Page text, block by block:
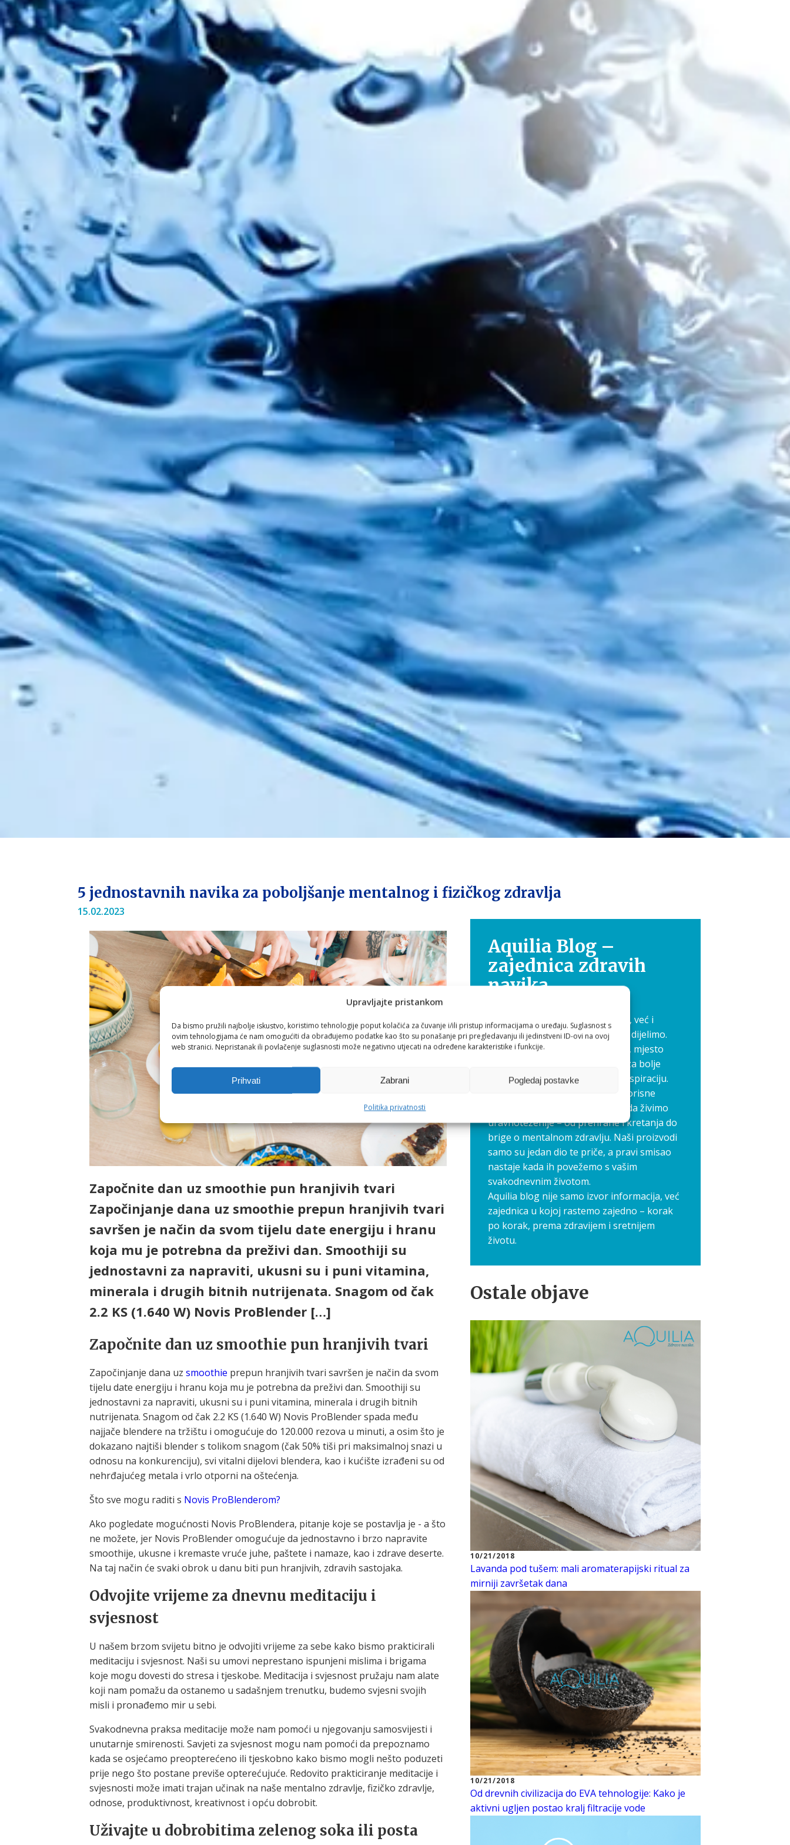
Upravljajte pristankom
Da bismo pružili najbolje iskustvo, koristimo tehnologije poput kolačića za čuvanje i/ili pristup informacijama o uređaju. Suglasnost s
ovim tehnologijama će nam omogućiti da obrađujemo podatke kao što su ponašanje pri pregledavanju ili jedinstveni ID-ovi na ovoj
web stranici. Nepristanak ili povlačenje suglasnosti može negativno utjecati na određene karakteristike i funkcije.
Prihvati Zabrani Pogledaj postavke
Politika privatnosti
5 jednostavnih navika za poboljšanje mentalnog i fizičkog zdravlja
15.02.2023
Započnite dan uz smoothie pun hranjivih tvari
Započinjanje dana uz smoothie prepun hranjivih tvari
savršen je način da svom tijelu date energiju i hranu
koja mu je potrebna da preživi dan. Smoothiji su
jednostavni za napraviti, ukusni su i puni vitamina,
minerala i drugih bitnih nutrijenata. Snagom od čak
2.2 KS (1.640 W) Novis ProBlender […]
Započnite dan uz smoothie pun hranjivih tvari
Započinjanje dana uz smoothie prepun hranjivih tvari savršen je način da svom
tijelu date energiju i hranu koja mu je potrebna da preživi dan. Smoothiji su
jednostavni za napraviti, ukusni su i puni vitamina, minerala i drugih bitnih
nutrijenata. Snagom od čak 2.2 KS (1.640 W) Novis ProBlender spada među
najjače blendere na tržištu i omogućuje do 120.000 rezova u minuti, a osim što je
dokazano najtiši blender s tolikom snagom (čak 50% tiši pri maksimalnoj snazi u
odnosu na konkurenciju), svi vitalni dijelovi blendera, kao i kućište izrađeni su od
nehrđajućeg metala i vrlo otporni na oštećenja.
Što sve mogu raditi s Novis ProBlenderom?
Ako pogledate mogućnosti Novis ProBlendera, pitanje koje se postavlja je - a što
ne možete, jer Novis ProBlender omogućuje da jednostavno i brzo napravite
smoothije, ukusne i kremaste vruće juhe, paštete i namaze, kao i zdrave deserte.
Na taj način će svaki obrok u danu biti pun hranjivih, zdravih sastojaka.
Odvojite vrijeme za dnevnu meditaciju i
svjesnost
U našem brzom svijetu bitno je odvojiti vrijeme za sebe kako bismo prakticirali
meditaciju i svjesnost. Naši su umovi neprestano ispunjeni mislima i brigama
koje mogu dovesti do stresa i tjeskobe. Meditacija i svjesnost pružaju nam alate
koji nam pomažu da ostanemo u sadašnjem trenutku, budemo svjesni svojih
misli i pronađemo mir u sebi.
Svakodnevna praksa meditacije može nam pomoći u njegovanju samosvijesti i
unutarnje smirenosti. Savjeti za svjesnost mogu nam pomoći da prepoznamo
kada se osjećamo preopterećeno ili tjeskobno kako bismo mogli nešto poduzeti
prije nego što postane previše opterećujuće. Redovito prakticiranje meditacije i
svjesnosti može imati trajan učinak na naše mentalno zdravlje, fizičko zdravlje,
odnose, produktivnost, kreativnost i opću dobrobit.
Uživajte u dobrobitima zelenog soka ili posta
Aquilia Blog –
zajednica zdravih
navika
Zdravlje nije samo osobna briga, već i
putovanje koje je ljepše kada ga dijelimo.
Zato smo pokrenuli Aquilia blog, mjesto
gdje zajedno stvaramo prostor za bolje
navike, međusobnu podršku i inspiraciju.
Ovdje dijelimo priče, iskustva i korisne
savjete koji nam svima pomažu da živimo
uravnoteženije – od prehrane i kretanja do
brige o mentalnom zdravlju. Naši proizvodi
samo su jedan dio te priče, a pravi smisao
nastaje kada ih povežemo s vašim
svakodnevnim životom.
Aquilia blog nije samo izvor informacija, već
zajednica u kojoj rastemo zajedno – korak
po korak, prema zdravijem i sretnijem
životu.
Ostale objave
10/21/2018
Lavanda pod tušem: mali aromaterapijski ritual za
mirniji završetak dana
10/21/2018
Od drevnih civilizacija do EVA tehnologije: Kako je
aktivni ugljen postao kralj filtracije vode